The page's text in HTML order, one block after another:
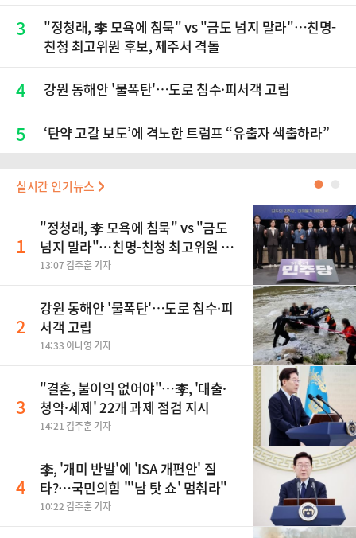
3
"정청래, 李 모욕에 침묵" vs "금도 넘지 말라"…친명-
친청 최고위원 후보, 제주서 격돌
4 강원 동해안 '물폭탄'…도로 침수·피서객 고립
5 ‘탄약 고갈 보도’에 격노한 트럼프 “유출자 색출하라”
실시간 인기뉴스 ●
1
"정청래, 李 모욕에 침묵" vs "금도
넘지 말라"…친명-친청 최고위원 후
보, 제주서 격돌
13:07 김주훈 기자
2
강원 동해안 '물폭탄'…도로 침수·피
서객 고립
14:33 이나영 기자
3
"결혼, 불이익 없어야"…李, '대출·
청약·세제' 22개 과제 점검 지시
14:21 김주훈 기자
4
李, '개미 반발'에 'ISA 개편안' 질
타?…국민의힘 "'남 탓 쇼' 멈춰라"
10:22 김주훈 기자